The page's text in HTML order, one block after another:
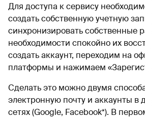
Для доступа к сервису
создать собственную учетную
синхронизировать собственные
необходимости спокойно их
создать аккаунт, переходим на
платформы и нажимаем
Сделать это можно двумя
электронную почту и аккаунты в
сетях (Google, Facebook*). В